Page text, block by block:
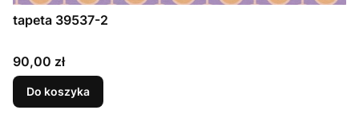
tapeta 39537-2
Cena
90,00 zł
Do koszyka